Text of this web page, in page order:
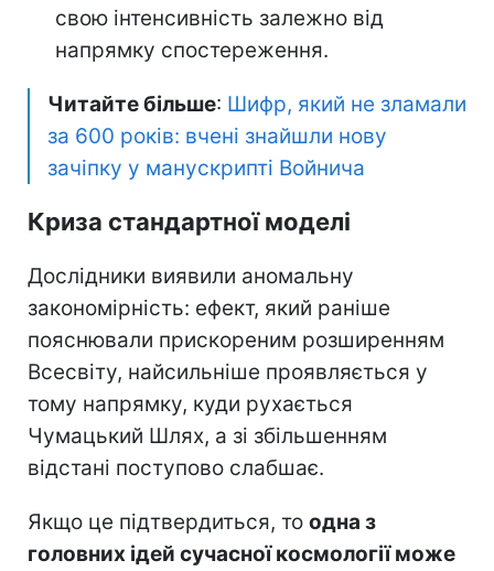
свою інтенсивність залежно від
напрямку спостереження.
Читайте більше: Шифр, який не зламали
за 600 років: вчені знайшли нову
зачіпку у манускрипті Войнича
Криза стандартної моделі
Дослідники виявили аномальну
закономірність: ефект, який раніше
пояснювали прискореним розширенням
Всесвіту, найсильніше проявляється у
тому напрямку, куди рухається
Чумацький Шлях, а зі збільшенням
відстані поступово слабшає.
Якщо це підтвердиться, то одна з
головних ідей сучасної космології може